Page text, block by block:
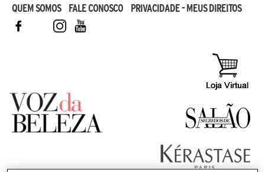
QUEM SOMOS FALE CONOSCO
PRIVACIDADE - MEUS DIREITOS
FACEBOOKTWITTERINSTAGRAM